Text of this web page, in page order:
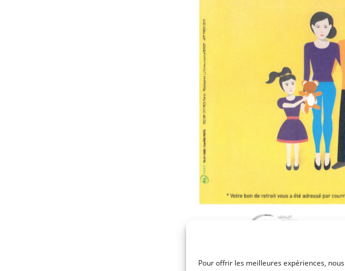
Pour offrir les meilleures expériences,